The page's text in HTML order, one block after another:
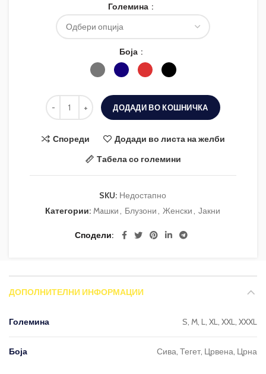
Големина
Боја
ДОДАДИ ВО КОШНИЧКА
Спореди
Додади во листа на желби
Табела со големини
SKU: Недостапно
Категории: Maшки, Блузони, Женски, Јакни
Сподели
ДОПОЛНИТЕЛНИ ИНФОРМАЦИИ
Големина S, M, L, XL, XXL, XXXL
Боја Сива, Тегет, Црвена, Црна